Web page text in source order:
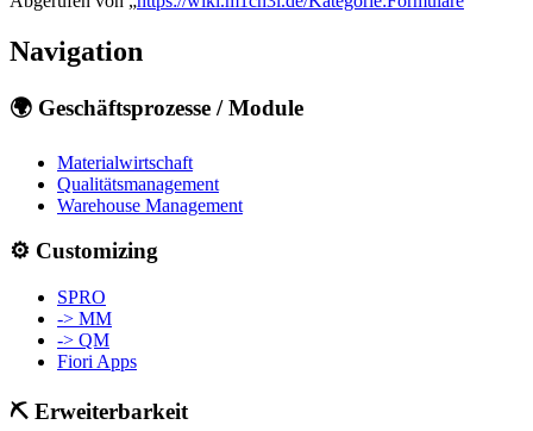
Navigation
🌍 Geschäftsprozesse / Module
Materialwirtschaft
Qualitätsmanagement
Warehouse Management
⚙️ Customizing
SPRO
-> MM
-> QM
Fiori Apps
⛏️ Erweiterbarkeit